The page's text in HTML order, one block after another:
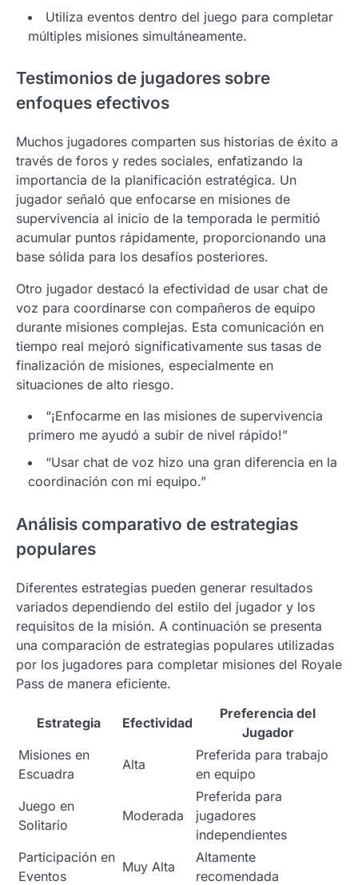
Utiliza eventos dentro del juego para completar
múltiples misiones simultáneamente.
Testimonios de jugadores sobre
enfoques efectivos
Muchos jugadores comparten sus historias de éxito a
través de foros y redes sociales, enfatizando la
importancia de la planificación estratégica. Un
jugador señaló que enfocarse en misiones de
supervivencia al inicio de la temporada le permitió
acumular puntos rápidamente, proporcionando una
base sólida para los desafíos posteriores.
Otro jugador destacó la efectividad de usar chat de
voz para coordinarse con compañeros de equipo
durante misiones complejas. Esta comunicación en
tiempo real mejoró significativamente sus tasas de
finalización de misiones, especialmente en
situaciones de alto riesgo.
“¡Enfocarme en las misiones de supervivencia
primero me ayudó a subir de nivel rápido!”
“Usar chat de voz hizo una gran diferencia en la
coordinación con mi equipo.”
Análisis comparativo de estrategias
populares
Diferentes estrategias pueden generar resultados
variados dependiendo del estilo del jugador y los
requisitos de la misión. A continuación se presenta
una comparación de estrategias populares utilizadas
por los jugadores para completar misiones del Royale
Pass de manera eficiente.
Estrategia Efectividad
Preferencia del
Jugador
Misiones en
Escuadra
Alta
Preferida para trabajo
en equipo
Juego en
Solitario
Moderada
Preferida para
jugadores
independientes
Participación en
Eventos
Muy Alta
Altamente
recomendada